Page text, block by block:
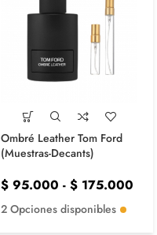
Ombré Leather Tom Ford
(Muestras-Decants)
$ 95.000 - $ 175.000
2 Opciones disponibles